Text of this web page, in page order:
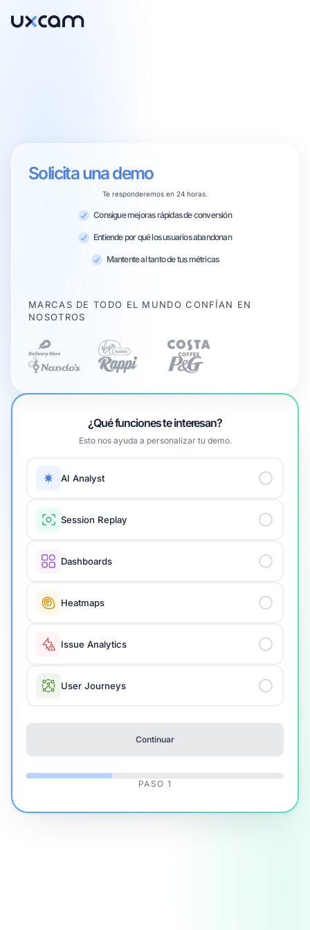
Solicita una demo
Te responderemos en 24 horas.
Consigue mejoras rápidas de conversión
Entiende por qué los usuarios abandonan
Mantente al tanto de tus métricas
MARCAS DE TODO EL MUNDO CONFÍAN EN
NOSOTROS
¿Qué funciones te interesan?
Esto nos ayuda a personalizar tu demo.
AI Analyst
Session Replay
Dashboards
Heatmaps
Issue Analytics
User Journeys
Continuar
PASO 1